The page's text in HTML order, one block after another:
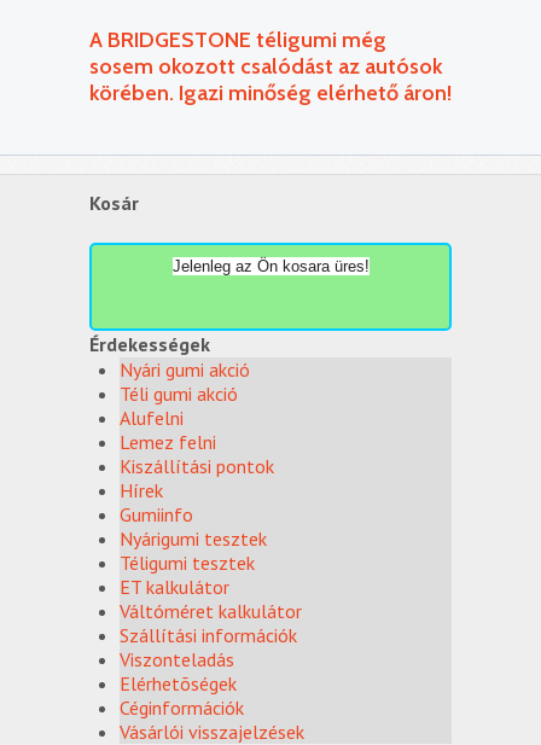
A BRIDGESTONE téligumi még
sosem okozott csalódást az autósok
körében. Igazi minőség elérhető áron!
Kosár
Jelenleg az Ön kosara üres!
Érdekességek
Nyári gumi akció
Téli gumi akció
Alufelni
Lemez felni
Kiszállítási pontok
Hírek
Gumiinfo
Nyárigumi tesztek
Téligumi tesztek
ET kalkulátor
Váltóméret kalkulátor
Szállítási információk
Viszonteladás
Elérhetõségek
Céginformációk
Vásárlói visszajelzések